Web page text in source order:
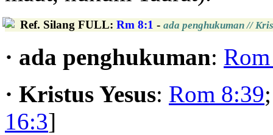
Ref. Silang FULL: Rm 8:1 - ada penghukuman //
· ada penghukuman:
· Kristus Yesus: Rom 8:39
16:3]